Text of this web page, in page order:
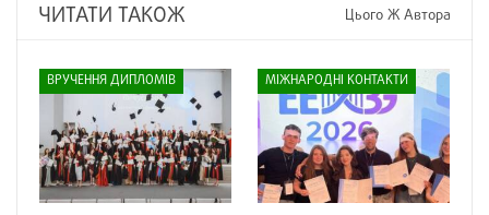
ЧИТАТИ ТАКОЖ Цього Ж Автора
ВРУЧЕННЯ ДИПЛОМІВ МІЖНАРОДНІ КОНТАКТИ